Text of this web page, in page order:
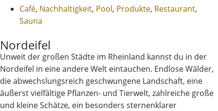
Café, Nachhaltigkeit, Pool, Produkte, Restaurant,
Sauna
Nordeifel
Unweit der großen Städte im Rheinland kannst du in der
Nordeifel in eine andere Welt eintauchen. Endlose Wälder,
die abwechslungsreich geschwungene Landschaft, eine
äußerst vielfältige Pflanzen- und Tierwelt, zahlreiche große
und kleine Schätze, ein besonders sternenklarer